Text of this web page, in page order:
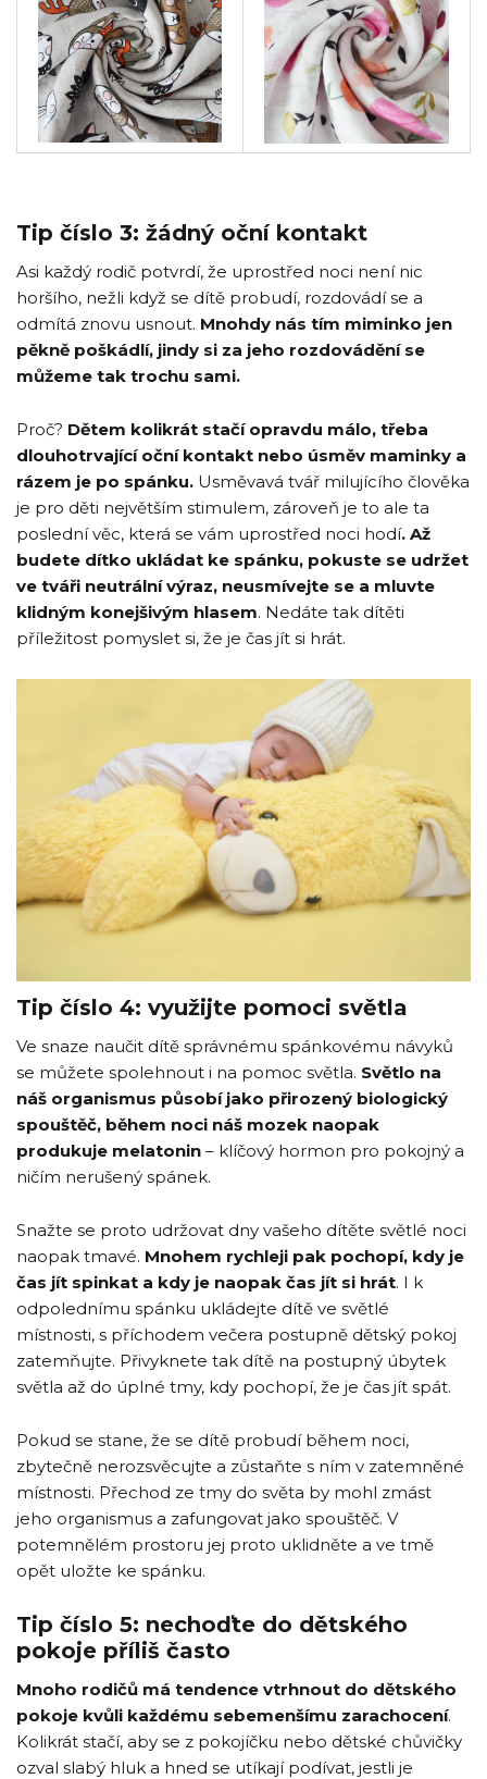
Tip číslo 3: žádný oční kontakt
Asi každý rodič potvrdí, že uprostřed noci není nic
horšího, nežli když se dítě probudí, rozdovádí se a
odmítá znovu usnout. Mnohdy nás tím miminko jen
pěkně poškádlí, jindy si za jeho rozdovádění se
můžeme tak trochu sami.
Proč? Dětem kolikrát stačí opravdu málo, třeba
dlouhotrvající oční kontakt nebo úsměv maminky a
rázem je po spánku. Usměvavá tvář milujícího člověka
je pro děti největším stimulem, zároveň je to ale ta
poslední věc, která se vám uprostřed noci hodí. Až
budete dítko ukládat ke spánku, pokuste se udržet
ve tváři neutrální výraz, neusmívejte se a mluvte
klidným konejšivým hlasem. Nedáte tak dítěti
příležitost pomyslet si, že je čas jít si hrát.
Tip číslo 4: využijte pomoci světla
Ve snaze naučit dítě správnému spánkovému návyků
se můžete spolehnout i na pomoc světla. Světlo na
náš organismus působí jako přirozený biologický
spouštěč, během noci náš mozek naopak
produkuje melatonin – klíčový hormon pro pokojný a
ničím nerušený spánek.
Snažte se proto udržovat dny vašeho dítěte světlé noci
naopak tmavé. Mnohem rychleji pak pochopí, kdy je
čas jít spinkat a kdy je naopak čas jít si hrát. I k
odpolednímu spánku ukládejte dítě ve světlé
místnosti, s příchodem večera postupně dětský pokoj
zatemňujte. Přivyknete tak dítě na postupný úbytek
světla až do úplné tmy, kdy pochopí, že je čas jít spát.
Pokud se stane, že se dítě probudí během noci,
zbytečně nerozsvěcujte a zůstaňte s ním v zatemněné
místnosti. Přechod ze tmy do světa by mohl zmást
jeho organismus a zafungovat jako spouštěč. V
potemnělém prostoru jej proto uklidněte a ve tmě
opět uložte ke spánku.
Tip číslo 5: nechoďte do dětského
pokoje příliš často
Mnoho rodičů má tendence vtrhnout do dětského
pokoje kvůli každému sebemenšímu zarachocení.
Kolikrát stačí, aby se z pokojíčku nebo dětské chůvičky
ozval slabý hluk a hned se utíkají podívat, jestli je